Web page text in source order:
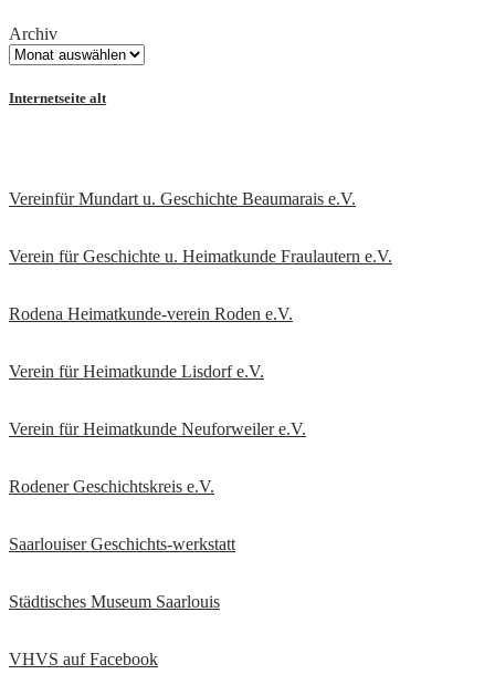
Archiv
Internetseite alt
Vereinfür Mundart u. Geschichte Beaumarais e.V.
Verein für Geschichte u. Heimatkunde Fraulautern e.V.
Rodena Heimatkunde-verein Roden e.V.
Verein für Heimatkunde Lisdorf e.V.
Verein für Heimatkunde Neuforweiler e.V.
Rodener Geschichtskreis e.V.
Saarlouiser Geschichts-werkstatt
Städtisches Museum Saarlouis
VHVS auf Facebook